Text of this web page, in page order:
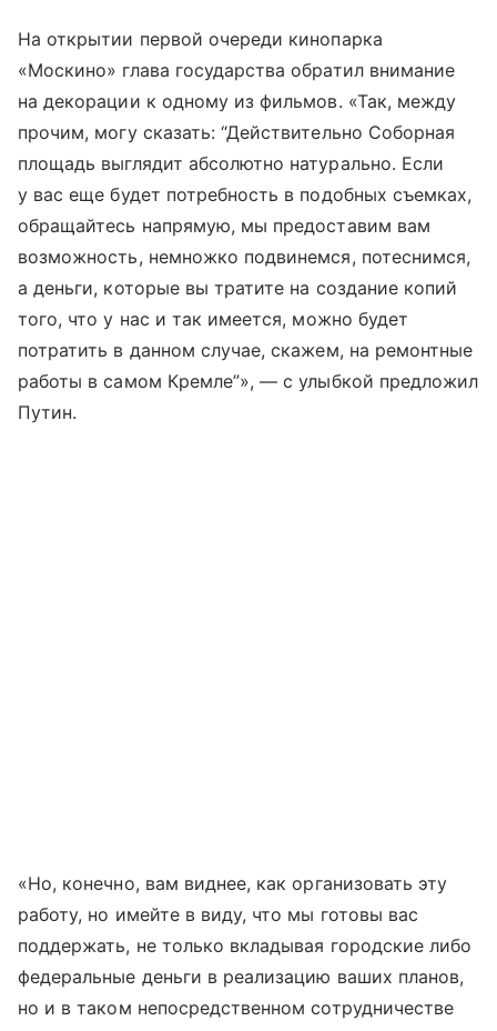
На открытии первой очереди кинопарка
«Москино» глава государства обратил внимание
на декорации к одному из фильмов. «Так, между
прочим, могу сказать: “Действительно Соборная
площадь выглядит абсолютно натурально. Если
у вас еще будет потребность в подобных съемках,
обращайтесь напрямую, мы предоставим вам
возможность, немножко подвинемся, потеснимся,
а деньги, которые вы тратите на создание копий
того, что у нас и так имеется, можно будет
потратить в данном случае, скажем, на ремонтные
работы в самом Кремле”», — с улыбкой предложил
Путин.
«Но, конечно, вам виднее, как организовать эту
работу, но имейте в виду, что мы готовы вас
поддержать, не только вкладывая городские либо
федеральные деньги в реализацию ваших планов,
но и в таком непосредственном сотрудничестве